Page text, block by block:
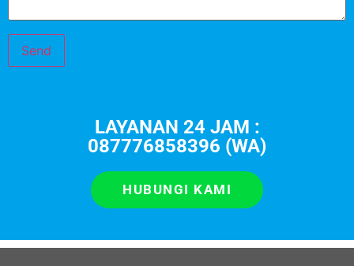
LAYANAN 24 JAM :
087776858396 (WA)
HUBUNGI KAMI